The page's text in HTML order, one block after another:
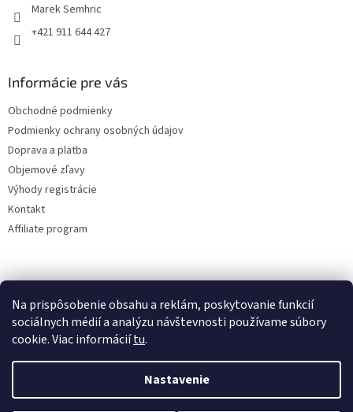
Na prispôsobenie obsahu a reklám, poskytovanie funkcií
sociálnych médií a analýzu návštevnosti používame súbory
cookie. Viac informáciítu.
Nastavenie
Marek Semhric
+421 911 644 427
Informácie pre vás
Obchodné podmienky
Podmienky ochrany osobných údajov
Doprava a platba
Objemové zľavy
Výhody registrácie
Kontakt
Affiliate program